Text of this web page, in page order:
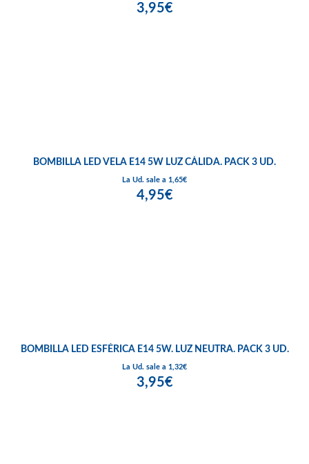
3,95€
BOMBILLA LED VELA E14 5W LUZ CÁLIDA. PACK 3 UD.
La Ud. sale a 1,65€
4,95€
BOMBILLA LED ESFÉRICA E14 5W. LUZ NEUTRA. PACK 3 UD.
La Ud. sale a 1,32€
3,95€